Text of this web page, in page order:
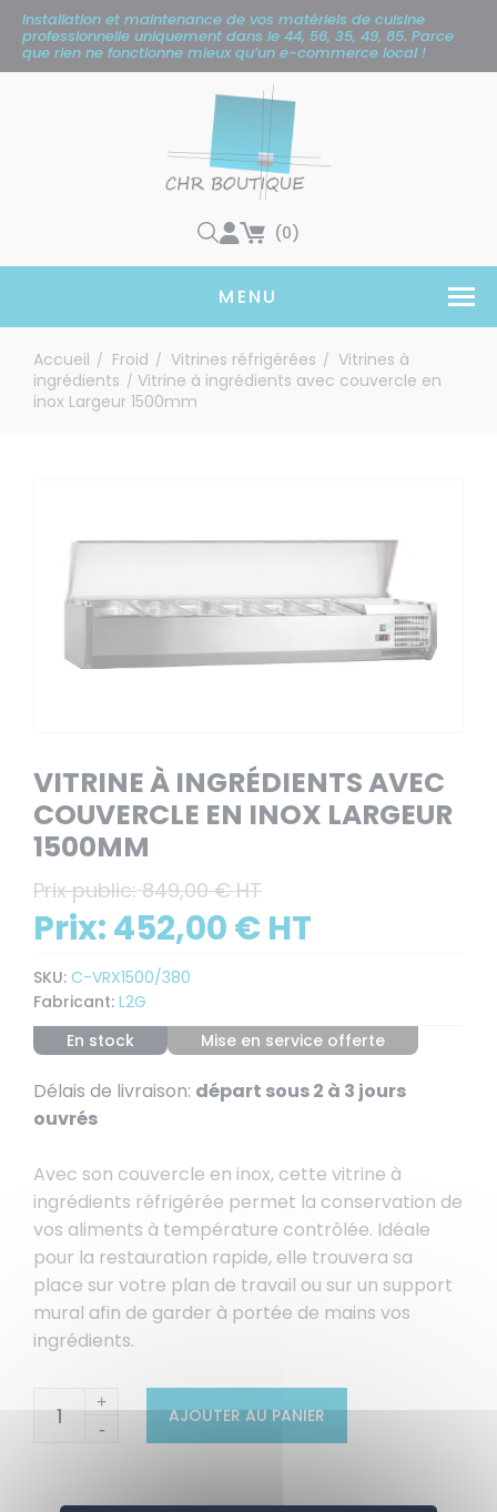
Installation et maintenance de vos matériels de cuisine
professionnelle uniquement dans le 44, 56, 35, 49, 85. Parce
que rien ne fonctionne mieux qu’un e-commerce local !
(0)
MENU
Accueil / Froid / Vitrines réfrigérées / Vitrines à
ingrédients / Vitrine à ingrédients avec couvercle en
inox Largeur 1500mm
VITRINE À INGRÉDIENTS AVEC
COUVERCLE EN INOX LARGEUR
1500MM
Prix public: 849,00 € HT
Prix:452,00 € HT
SKU: C-VRX1500/380
Fabricant: L2G
En stock
Mise en service offerte
Délais de livraison: départ sous 2 à 3 jours
ouvrés
Avec son couvercle en inox, cette vitrine à
ingrédients réfrigérée permet la conservation de
vos aliments à température contrôlée. Idéale
pour la restauration rapide, elle trouvera sa
place sur votre plan de travail ou sur un support
mural afin de garder à portée de mains vos
ingrédients.
+
-
AJOUTER AU PANIER
Panneau de gestion des cookies